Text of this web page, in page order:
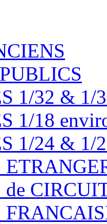
1/32 & 1/
1/18
1/24 & 1/